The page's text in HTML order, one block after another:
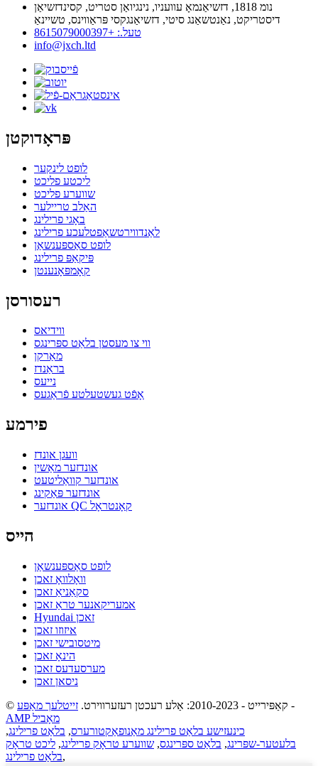
נומ 1818, דזשיאַנמאָ עוועניו, נינגיואַן סטריט, קסינדזשיאַן
דיסטריקט, נאַנטשאַנג סיטי, דזשיאַנגקסי פּראַווינס, טשיינאַ
טעל.: +8615079000397
info@jxch.ltd
פּראָדוקטן
לופט לינקער
ליכטע פליכט
שווערע פליכט
האַלב טריילער
באָגי פרילינג
לאַנדווירטשאַפטלעכע פרילינג
לופט סאַספּענשאַן
פּיקאַפּ פרילינג
קאָמפּאָנענטן
רעסורסן
ווידיאס
ווי צו מעסטן בלאַט ספּרינגס
מאַרקן
בראַנדז
נייעס
אָפֿט געשטעלטע פֿראַגעס
פירמע
וועגן אונדז
אונדזער מאַשין
אונדזער קוואַליטעט
אונדזער פּאַקינג
אונדזער QC קאָנטראָל
הייס
לופט סאַספּענשאַן
וואָלוואָ זאכן
סקאַניאַ זאכן
אמעריקאנער טראַ זאכן
Hyundai זאכן
איזוזו זאכן
מיטסובישי זאכן
הינאָ זאכן
מערסעדעס זאכן
ניסאן זאכן
© קאַפּירייט - 2010-2023: אַלע רעכטן רעזערווירט.
זייטלעך מאַפּע
-
AMP מאָביל
כינעזישע בלאַט פרילינג מאַנופאַקטורערס, בלאַט פרילינג,
בלעטער-שפּרינג, בלאַט ספּרינגס, שווערע טראָק פרילינג, ליכט טראָק
בלאַט פרילינג,